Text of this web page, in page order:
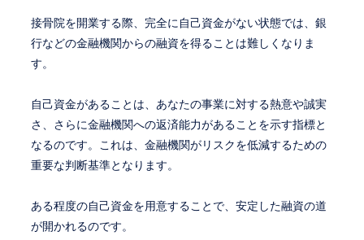
接骨院を開業する際、完全に自己資金がない状態では、銀
行などの金融機関からの融資を得ることは難しくなりま
す。
自己資金があることは、あなたの事業に対する熱意や誠実
さ、さらに金融機関への返済能力があることを示す指標と
なるのです。これは、金融機関がリスクを低減するための
重要な判断基準となります。
ある程度の自己資金を用意することで、安定した融資の道
が開かれるのです。